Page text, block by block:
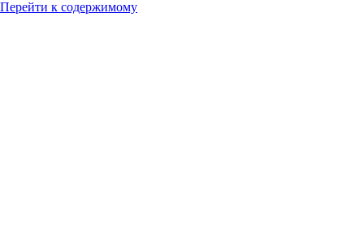
Перейти к содержимому